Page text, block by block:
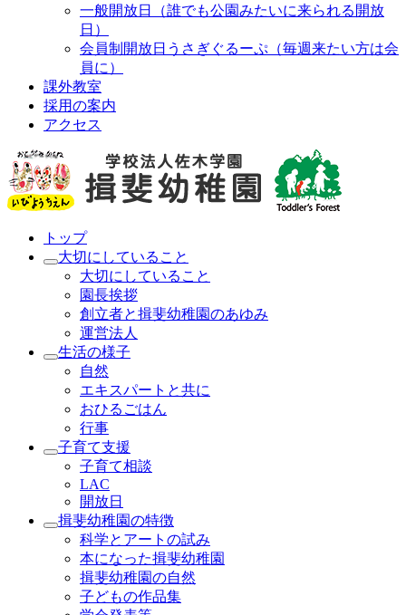
一般開放日（誰でも公園みたいに来られる開放
日）
会員制開放日うさぎぐるーぷ（毎週来たい方は会
員に）
課外教室
採用の案内
アクセス
トップ
大切にしていること
大切にしていること
園長挨拶
創立者と揖斐幼稚園のあゆみ
運営法人
生活の様子
自然
エキスパートと共に
おひるごはん
行事
子育て支援
子育て相談
LAC
開放日
揖斐幼稚園の特徴
科学とアートの試み
本になった揖斐幼稚園
揖斐幼稚園の自然
子どもの作品集